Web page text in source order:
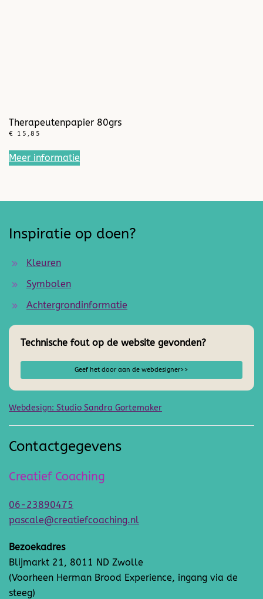
Therapeutenpapier 80grs
€ 15,85
Meer informatie
Inspiratie op doen?
Kleuren
Symbolen
Achtergrondinformatie
Technische fout op de website gevonden?
Geef het door aan de webdesigner>>
Webdesign: Studio Sandra Gortemaker
Contactgegevens
Creatief Coaching
06-23890475
pascale@creatiefcoaching.nl
Bezoekadres
Blijmarkt 21, 8011 ND Zwolle
(Voorheen Herman Brood Experience, ingang via de
steeg)